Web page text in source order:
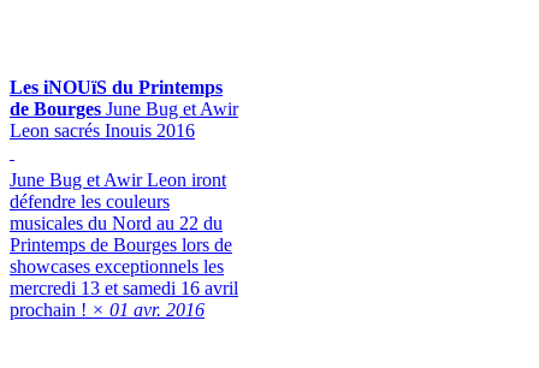
Les iNOUïS du Printemps
de Bourges June Bug et Awir
Leon sacrés Inouis 2016
June Bug et Awir Leon iront
défendre les couleurs
musicales du Nord au 22 du
Printemps de Bourges lors de
showcases exceptionnels les
mercredi 13 et samedi 16 avril
prochain ! × 01 avr. 2016